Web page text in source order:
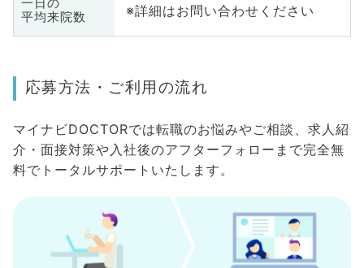
一日の
平均来院数
※詳細はお問い合わせください
応募方法・ご利用の流れ
マイナビDOCTORでは転職のお悩みやご相談、求人紹
介・面接対策や入社後のアフターフォローまで完全無
料でトータルサポートいたします。